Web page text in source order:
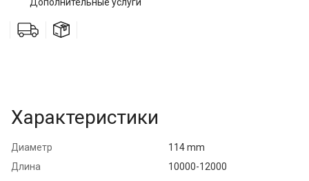
Характеристики
Диаметр
114 mm
Длина
10000-12000